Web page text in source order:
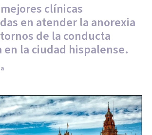
clínicas
en atender la anorexia
de la conducta
la ciudad hispalense.